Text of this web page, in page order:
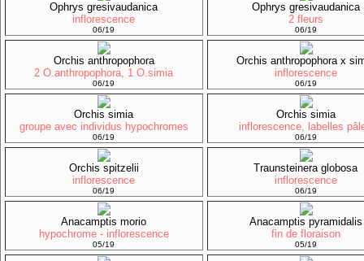
Ophrys gresivaudanica
inflorescence
06/19
Ophrys gresivaudanica
2 fleurs
06/19
Orchis anthropophora
2 O.anthropophora, 1 O.simia
06/19
Orchis anthropophora x
inflorescence
06/19
Orchis simia
groupe avec individus hypochromes
06/19
Orchis simia
inflorescence, labelles
06/19
Orchis spitzelii
inflorescence
06/19
Traunsteinera globosa
inflorescence
06/19
Anacamptis morio
hypochrome - inflorescence
05/19
Anacamptis pyramidalis
fin de floraison
05/19